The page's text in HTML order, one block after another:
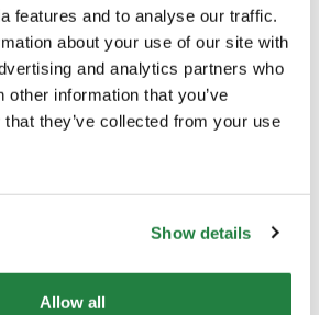
features and to analyse our traffic.
about your use of our site with
and analytics partners who
other information that you’ve
they’ve collected from your use
Show details
Allow all
Mármore
Branco